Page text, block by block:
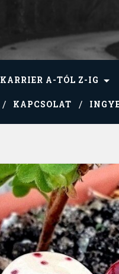
KARRIER A-TÓL Z-IG
KAPCSOLAT